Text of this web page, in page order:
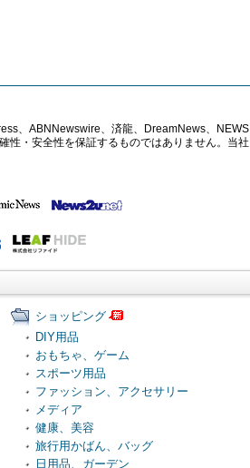
、ABNNewswire、済龍、DreamNews、NEWS
性・安全性を保証するものではありません。当社
ショッピング
DIY用品
おもちゃ、ゲーム
スポーツ用品
ファッション、アクセサリー
メディア
健康、美容
旅行用かばん、バッグ
日用品、ガーデン